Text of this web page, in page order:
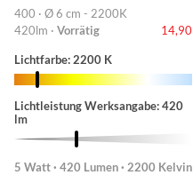
400 · Ø 6 cm - 2200K
420lm · Vorrätig 14,90
Lichtfarbe: 2200 K
Lichtleistung Werksangabe: 420
lm
5 Watt · 420 Lumen · 2200 Kelvin